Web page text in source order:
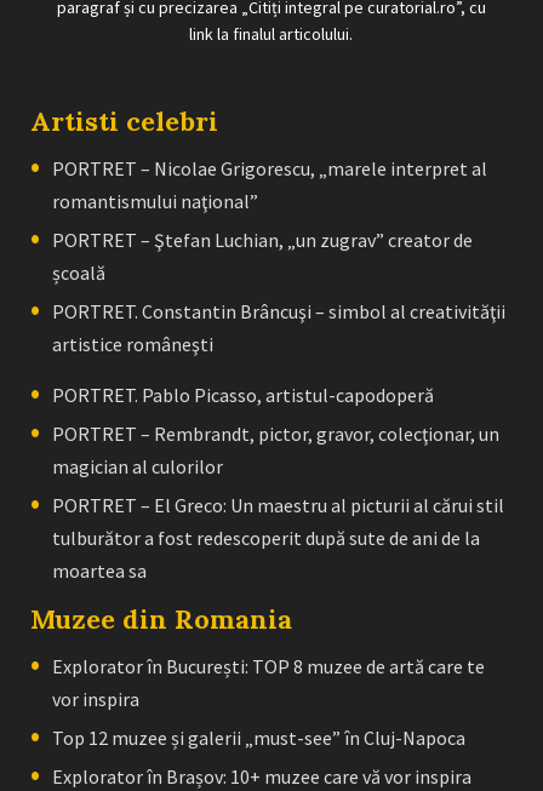
paragraf și cu precizarea „Citiți integral pe curatorial.ro”, cu
link la finalul articolului.
Artisti celebri
PORTRET – Nicolae Grigorescu, „marele interpret al
romantismului naţional”
PORTRET – Ştefan Luchian, „un zugrav” creator de
școală
PORTRET. Constantin Brâncuşi – simbol al creativităţii
artistice româneşti
PORTRET. Pablo Picasso, artistul-capodoperă
PORTRET – Rembrandt, pictor, gravor, colecţionar, un
magician al culorilor
PORTRET – El Greco: Un maestru al picturii al cărui stil
tulburător a fost redescoperit după sute de ani de la
moartea sa
Muzee din Romania
Explorator în București: TOP 8 muzee de artă care te
vor inspira
Top 12 muzee și galerii „must-see” în Cluj-Napoca
Explorator în Brașov: 10+ muzee care vă vor inspira